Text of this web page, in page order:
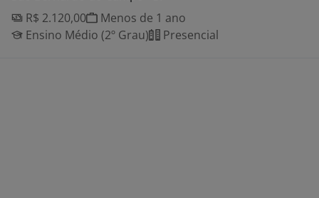
R$ 2.120,00
Menos de 1 ano
Ensino Médio (2º Grau)
Presencial